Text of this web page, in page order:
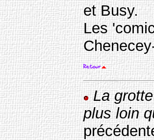
et Busy.
Les
La
plus loin